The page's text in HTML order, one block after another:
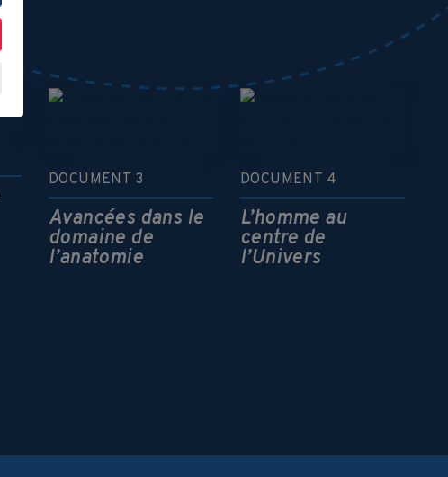
DOCUMENT 3
Avancées dans le
domaine de
l’anatomie
DOCUMENT 4
L’homme au
centre de
l’Univers